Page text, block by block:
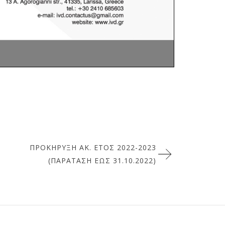
ΠΡΟΚΗΡΥΞΗ ΑΚ. ΈΤΟΣ 2022-2023
(ΠΑΡΆΤΑΣΗ ΈΩΣ 31.10.2022)